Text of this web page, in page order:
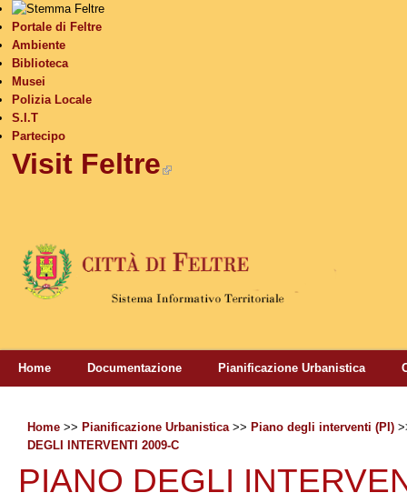
Portale di Feltre
Ambiente
Biblioteca
Musei
Polizia Locale
S.I.T
Partecipo
Visit Feltre
Home Documentazione Pianificazione Urbanistica
Home >> Pianificazione Urbanistica >> Piano degli interventi (PI)
DEGLI INTERVENTI 2009-C
PIANO DEGLI